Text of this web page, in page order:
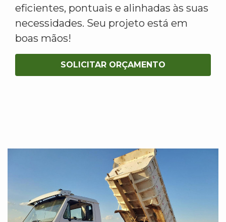
eficientes, pontuais e alinhadas às suas
necessidades. Seu projeto está em
boas mãos!
SOLICITAR ORÇAMENTO